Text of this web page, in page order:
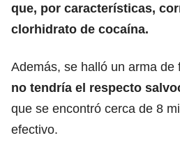
que, por características,
clorhidrato de cocaína.
Además, se halló un arma de
no tendría el respecto
que se encontró cerca de 8
efectivo.